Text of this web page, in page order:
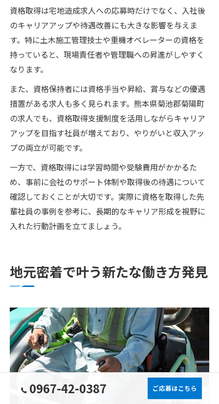
資格取得は宅地造成求人への応募時だけでなく、入社後
のキャリアアップや待遇改善にも大きな影響を与えま
す。特に土木施工管理技士や重機オペレーターの資格を
持っていると、現場責任者や管理職への昇進がしやすく
なります。
また、資格保持者には資格手当や昇給、賞与などの優遇
措置がある求人も多く見られます。熊本県菊池郡菊陽町
の求人でも、資格取得支援制度を活用しながらキャリア
アップを目指す社員が増えており、やりがいと収入アッ
プの両立が可能です。
一方で、資格取得には学習時間や受験費用がかかるた
め、事前に会社のサポート体制や取得後の待遇について
確認しておくことが大切です。実際に資格を取得した先
輩社員の事例を参考に、長期的なキャリア形成を視野に
入れた行動計画を立てましょう。
地元密着で叶う新たな働き方発見
0967-42-0387 ご応募はこちら